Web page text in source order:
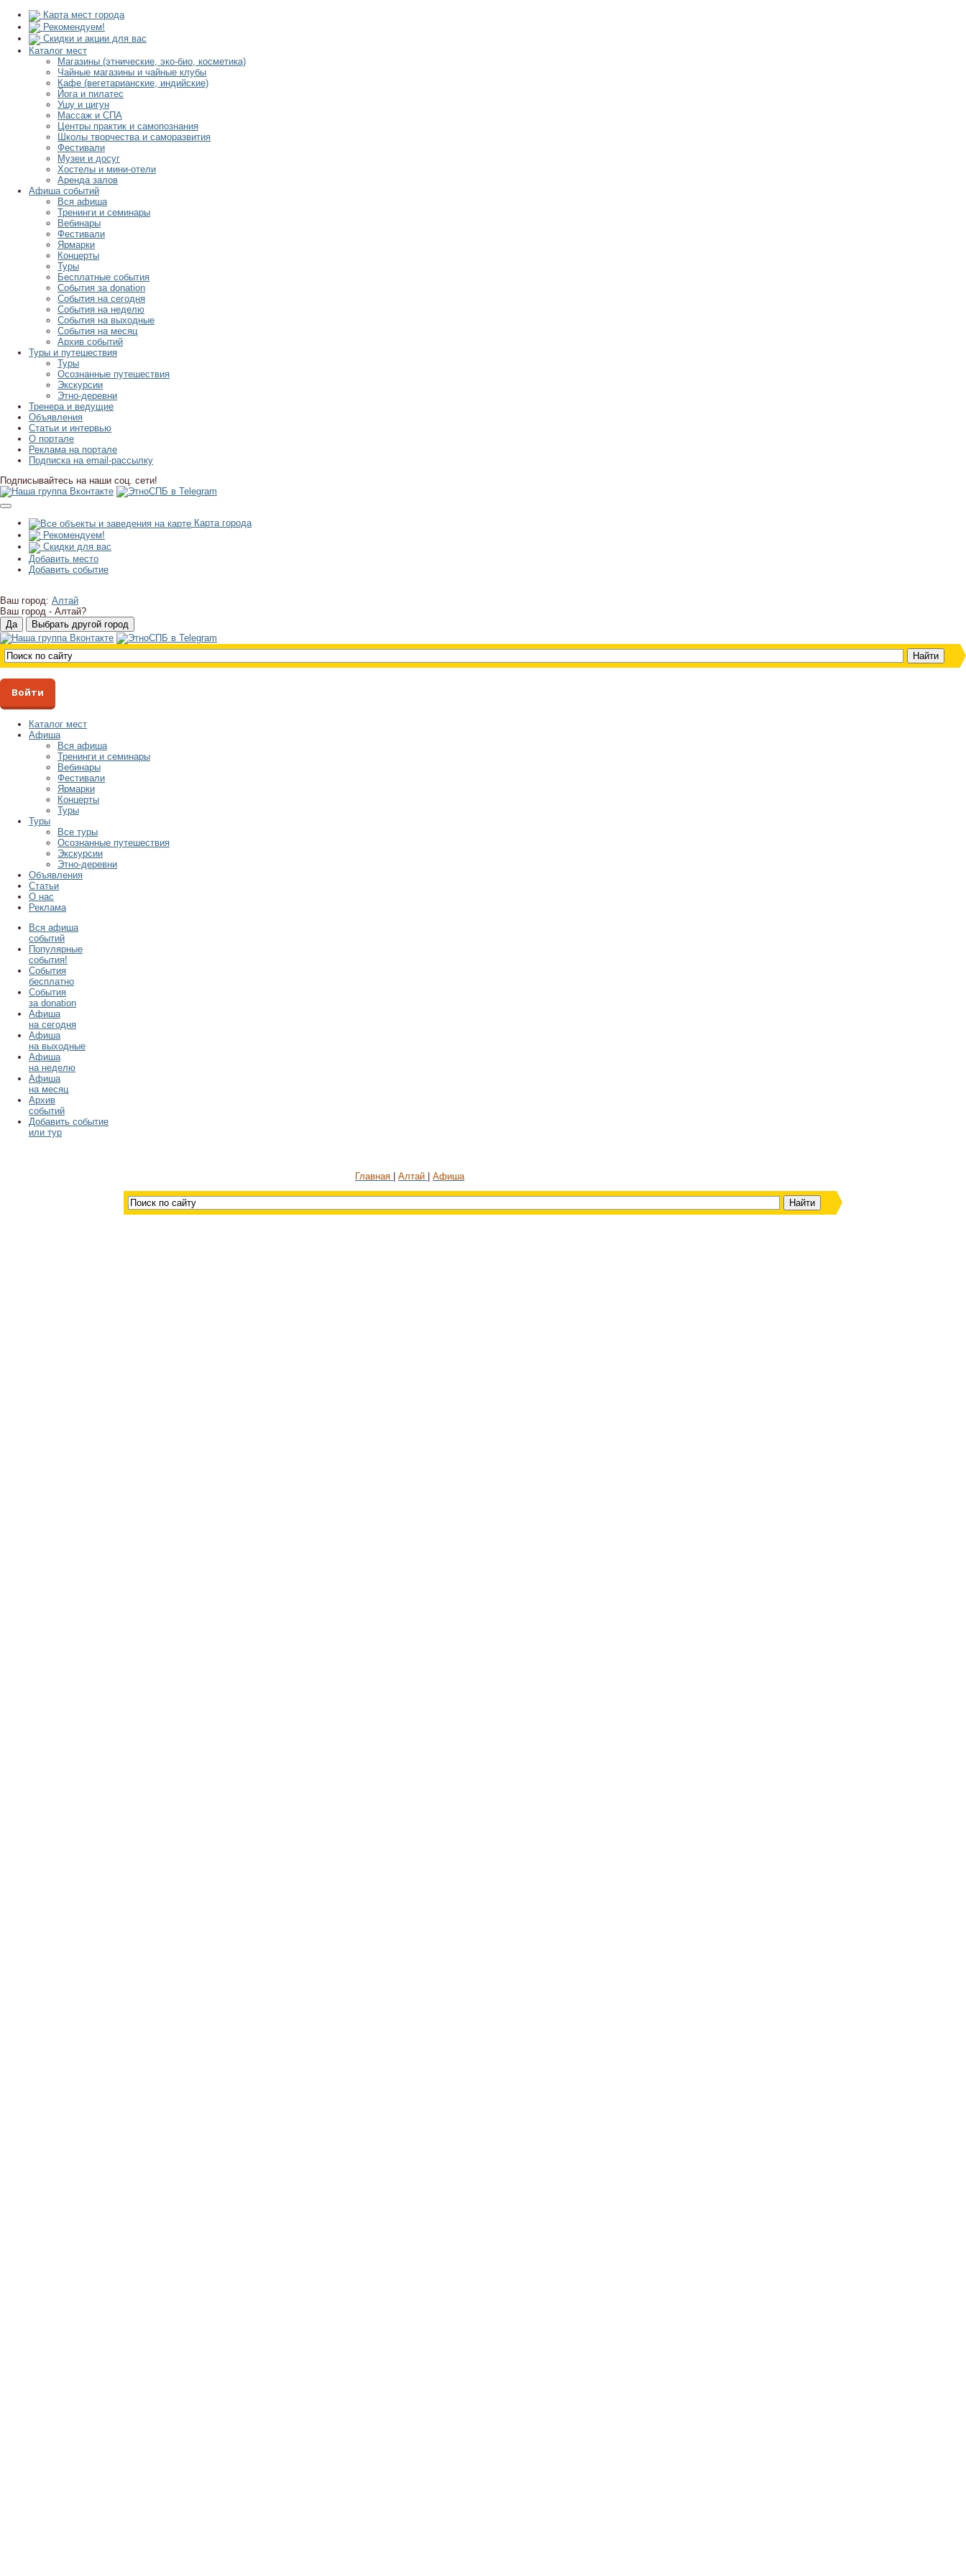
Карта мест города
Рекомендуем!
Скидки и акции для вас
Каталог мест
Магазины (этнические, эко-био, косметика)
Чайные магазины и чайные клубы
Кафе (вегетарианские, индийские)
Йога и пилатес
Ушу и цигун
Массаж и СПА
Центры практик и самопознания
Школы творчества и саморазвития
Фестивали
Музеи и досуг
Хостелы и мини-отели
Аренда залов
Афиша событий
Вся афиша
Тренинги и семинары
Вебинары
Фестивали
Ярмарки
Концерты
Туры
Бесплатные события
События за donation
События на сегодня
События на неделю
События на выходные
События на месяц
Архив событий
Туры и путешествия
Туры
Осознанные путешествия
Экскурсии
Этно-деревни
Тренера и ведущие
Объявления
Статьи и интервью
О портале
Реклама на портале
Подписка на email-рассылку
Подписывайтесь на наши соц. сети!
Карта города
Рекомендуем!
Скидки для вас
Добавить место
Добавить событие
Ваш город: Алтай
Ваш город - Алтай?
Войти
Каталог мест
Афиша
Вся афиша
Тренинги и семинары
Вебинары
Фестивали
Ярмарки
Концерты
Туры
Туры
Все туры
Осознанные путешествия
Экскурсии
Этно-деревни
Объявления
Статьи
О нас
Реклама
Вся афиша
событий
Популярные
события!
События
бесплатно
События
за donation
Афиша
на сегодня
Афиша
на выходные
Афиша
на неделю
Афиша
на месяц
Архив
событий
Добавить событие
или тур
Главная Алтай Афиша